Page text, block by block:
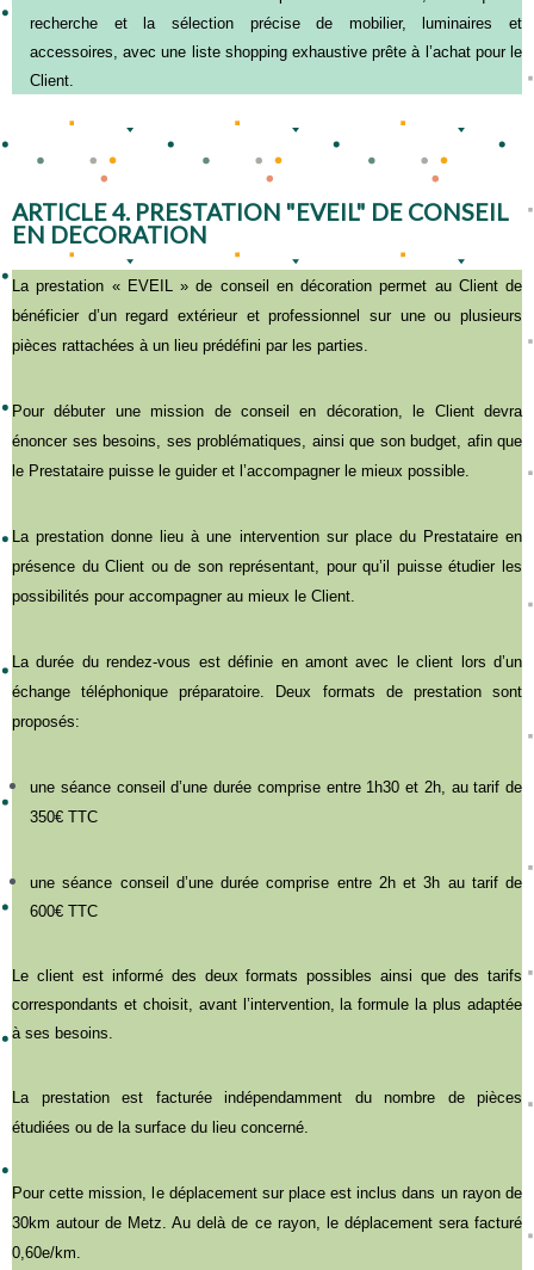
recherche et la sélection précise de mobilier, luminaires et
accessoires, avec une liste shopping exhaustive prête à l’achat pour le
Client.
ARTICLE 4. PRESTATION "EVEIL" DE CONSEIL
EN DECORATION
La prestation « EVEIL » de conseil en décoration permet au Client de
bénéficier d’un regard extérieur et professionnel sur une ou plusieurs
pièces rattachées à un lieu prédéfini par les parties.
Pour débuter une mission de conseil en décoration, le Client devra
énoncer ses besoins, ses problématiques, ainsi que son budget, afin que
le Prestataire puisse le guider et l’accompagner le mieux possible.
La prestation donne lieu à une intervention sur place du Prestataire en
présence du Client ou de son représentant, pour qu’il puisse étudier les
possibilités pour accompagner au mieux le Client.
La durée du rendez-vous est définie en amont avec le client lors d’un
échange téléphonique préparatoire. Deux formats de prestation sont
proposés:
une séance conseil d’une durée comprise entre 1h30 et 2h, au tarif de
350€ TTC
une séance conseil d’une durée comprise entre 2h et 3h au tarif de
600€ TTC
Le client est informé des deux formats possibles ainsi que des tarifs
correspondants et choisit, avant l’intervention, la formule la plus adaptée
à ses besoins.
La prestation est facturée indépendamment du nombre de pièces
étudiées ou de la surface du lieu concerné.
Pour cette mission, le déplacement sur place est inclus dans un rayon de
30km autour de Metz. Au delà de ce rayon, le déplacement sera facturé
0,60e/km.